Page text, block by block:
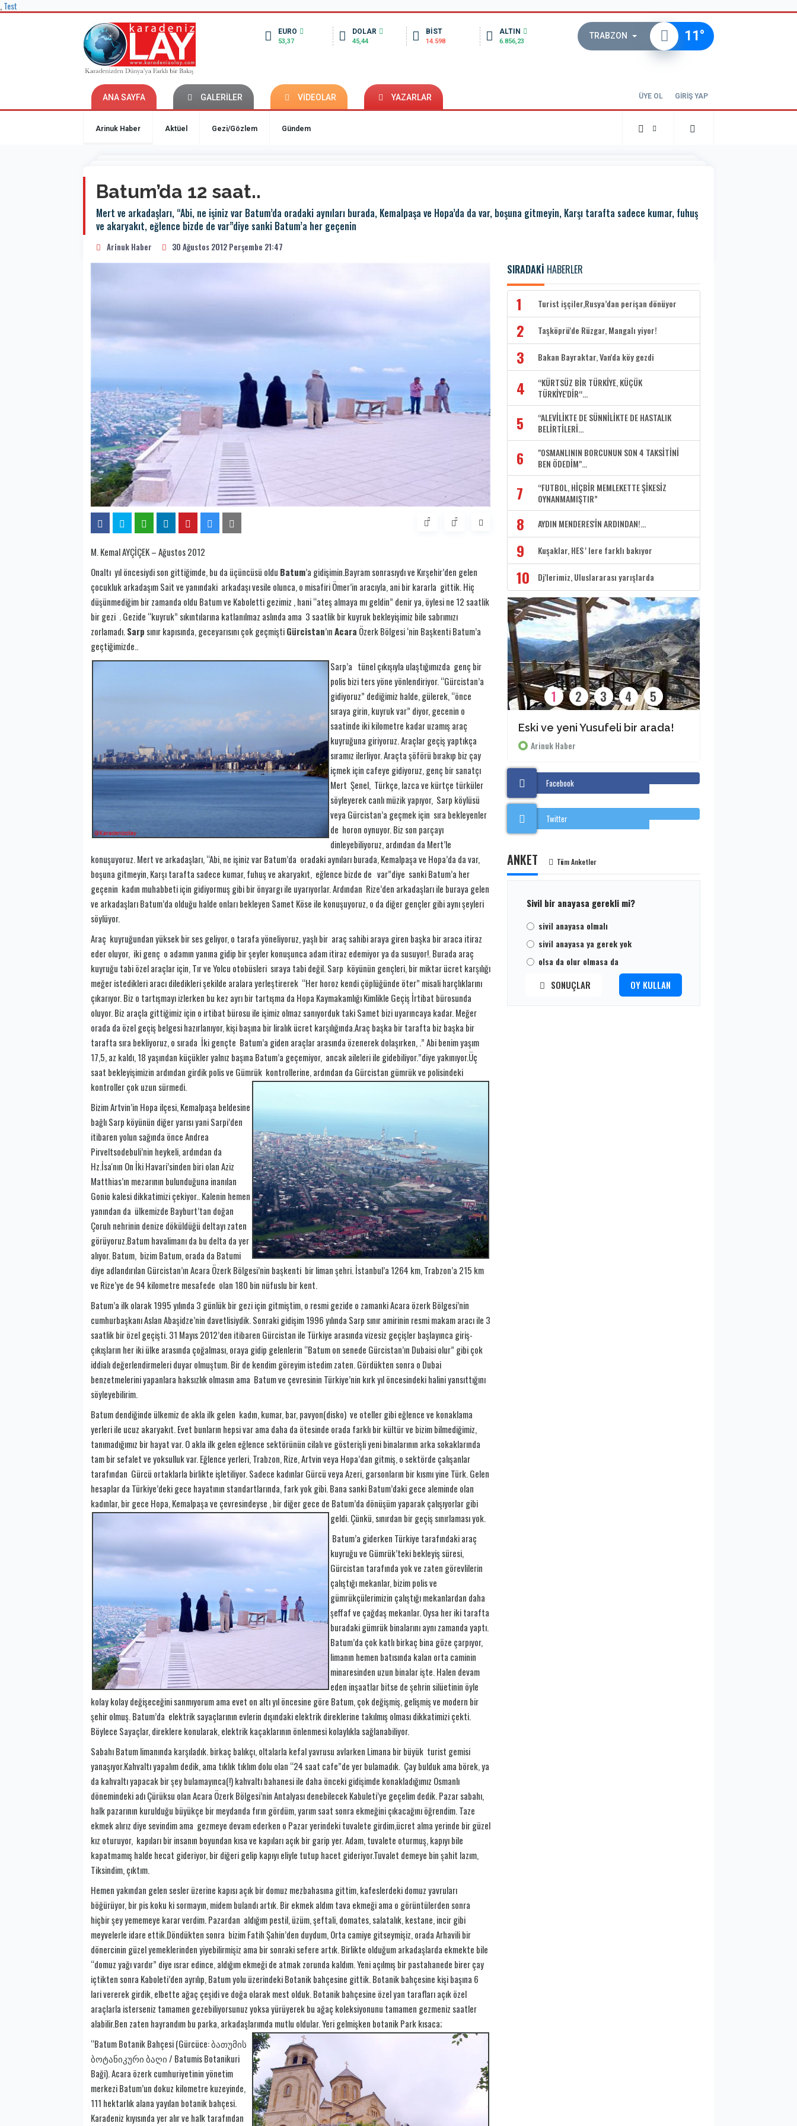
Test
EURO
53,37
DOLAR
45,44
BİST
14.598
ALTIN
6.856,23
TRABZON 11°
ANA SAYFA GALERİLER VİDEOLAR YAZARLAR ÜYE OL GİRİŞ YAP
Arinuk Haber Aktüel Gezi/Gözlem Gündem
Batum’da 12 saat..
Mert ve arkadaşları, “Abi, ne işiniz var Batum’da oradaki aynıları burada, Kemalpaşa ve Hopa’da da var, boşuna gitmeyin, Karşı tarafta sadece kumar, fuhuş
ve akaryakıt, eğlence bizde de var”diye sanki Batum’a her geçenin
Arinuk Haber 30 Ağustos 2012 Perşembe 21:47
M. Kemal AYÇİÇEK – Ağustos 2012
Onaltı yıl öncesiydi son gittiğimde, bu da üçüncüsü oldu Batum’a gidişimin.Bayram sonrasıydı ve Kırşehir’den gelen
çocukluk arkadaşım Sait ve yanındaki arkadaşı vesile olunca, o misafiri Ömer’in aracıyla, ani bir kararla gittik. Hiç
düşünmediğim bir zamanda oldu Batum ve Kaboletti gezimiz , hani “ateş almaya mı geldin” denir ya, öylesi ne 12 saatlik
bir gezi . Gezide “kuyruk” sıkıntılarına katlanılmaz aslında ama 3 saatlik bir kuyruk bekleyişimiz bile sabrımızı
zorlamadı.Sarp sınır kapısında, geceyarısını çok geçmiştiGürcistan’ınAcara Özerk Bölgesi ‘nin Başkenti Batum’a
geçtiğimizde..
Sarp’a tünel çıkışıyla ulaştığımızda genç bir
polis bizi ters yöne yönlendiriyor. “Gürcistan’a
gidiyoruz” dediğimiz halde, gülerek, “önce
sıraya girin, kuyruk var” diyor, gecenin o
saatinde iki kilometre kadar uzamış araç
kuyruğuna giriyoruz. Araçlar geçiş yaptıkça
sıramız ilerliyor. Araçta şöförü bırakıp biz çay
içmek için cafeye gidiyoruz, genç bir sanatçı
Mert Şenel, Türkçe, lazca ve kürtçe türküler
söyleyerek canlı müzik yapıyor, Sarp köylüsü
veya Gürcistan’a geçmek için sıra bekleyenler
de horon oynuyor. Biz son parçayı
dinleyebiliyoruz, ardından da Mert’le
konuşuyoruz. Mert ve arkadaşları, “Abi, ne işiniz var Batum’da oradaki aynıları burada, Kemalpaşa ve Hopa’da da var,
boşuna gitmeyin, Karşı tarafta sadece kumar, fuhuş ve akaryakıt, eğlence bizde de var”diye sanki Batum’a her
geçenin kadın muhabbeti için gidiyormuş gibi bir önyargı ile uyarıyorlar. Ardından Rize’den arkadaşları ile buraya gelen
ve arkadaşları Batum’da olduğu halde onları bekleyen Samet Köse ile konuşuyoruz, o da diğer gençler gibi aynı şeyleri
söylüyor.
Araç kuyruğundan yüksek bir ses geliyor, o tarafa yöneliyoruz, yaşlı bir araç sahibi araya giren başka bir araca itiraz
eder oluyor, iki genç o adamın yanına gidip bir şeyler konuşunca adam itiraz edemiyor ya da susuyor!. Burada araç
kuyruğu tabi özel araçlar için, Tır ve Yolcu otobüsleri sıraya tabi değil. Sarp köyünün gençleri, bir miktar ücret karşılığı
meğer istedikleri aracı diledikleri şekilde aralara yerleştirerek “Her horoz kendi çöplüğünde öter” misali harçlıklarını
çıkarıyor. Biz o tartışmayı izlerken bu kez ayrı bir tartışma da Hopa Kaymakamlığı Kimlikle Geçiş İrtibat bürosunda
oluyor. Biz araçla gittiğimiz için o irtibat bürosu ile işimiz olmaz sanıyorduk taki Samet bizi uyarıncaya kadar. Meğer
orada da özel geçiş belgesi hazırlanıyor, kişi başına bir liralık ücret karşılığında.Araç başka bir tarafta biz başka bir
tarafta sıra bekliyoruz, o sırada İki gençte Batum’a giden araçlar arasında özenerek dolaşırken, .” Abi benim yaşım
17,5, az kaldı, 18 yaşından küçükler yalnız başına Batum’a geçemiyor, ancak aileleri ile gidebiliyor.”diye yakınıyor.Üç
saat bekleyişimizin ardından girdik polis ve Gümrük kontrollerine, ardından da Gürcistan gümrük ve polisindeki
kontroller çok uzun sürmedi.
Bizim Artvin’in Hopa ilçesi, Kemalpaşa beldesine
bağlı Sarp köyünün diğer yarısı yani Sarpi’den
itibaren yolun sağında önce Andrea
Pirveltsodebuli’nin heykeli, ardından da
Hz.İsa'nın On İki Havari’sinden biri olan Aziz
Matthias’ın mezarının bulunduğuna inanılan
Gonio kalesi dikkatimizi çekiyor.. Kalenin hemen
yanından da ülkemizde Bayburt’tan doğan
Çoruh nehrinin denize döküldüğü deltayı zaten
görüyoruz.Batum havalimanı da bu delta da yer
alıyor. Batum, bizim Batum, orada da Batumi
diye adlandırılan Gürcistan’ın Acara Özerk Bölgesi’nin başkenti bir liman şehri. İstanbul’a 1264 km, Trabzon’a 215 km
ve Rize’ye de 94 kilometre mesafede olan 180 bin nüfuslu bir kent.
Batum’a ilk olarak 1995 yılında 3 günlük bir gezi için gitmiştim, o resmi gezide o zamanki Acara özerk Bölgesi’nin
cumhurbaşkanı Aslan Abaşidze’nin davetlisiydik. Sonraki gidişim 1996 yılında Sarp sınır amirinin resmi makam aracı ile 3
saatlik bir özel geçişti. 31 Mayıs 2012’den itibaren Gürcistan ile Türkiye arasında vizesiz geçişler başlayınca giriş-
çıkışların her iki ülke arasında çoğalması, oraya gidip gelenlerin “Batum on senede Gürcistan’ın Dubaisi olur” gibi çok
iddialı değerlendirmeleri duyar olmuştum. Bir de kendim göreyim istedim zaten. Gördükten sonra o Dubai
benzetmelerini yapanlara haksızlık olmasın ama Batum ve çevresinin Türkiye’nin kırk yıl öncesindeki halini yansıttığını
söyleyebilirim.
Batum dendiğinde ülkemiz de akla ilk gelen kadın, kumar, bar, pavyon(disko) ve oteller gibi eğlence ve konaklama
yerleri ile ucuz akaryakıt. Evet bunların hepsi var ama daha da ötesinde orada farklı bir kültür ve bizim bilmediğimiz,
tanımadığımız bir hayat var. O akla ilk gelen eğlence sektörünün cilalı ve gösterişli yeni binalarının arka sokaklarında
tam bir sefalet ve yoksulluk var. Eğlence yerleri, Trabzon, Rize, Artvin veya Hopa’dan gitmiş, o sektörde çalışanlar
tarafından Gürcü ortaklarla birlikte işletiliyor. Sadece kadınlar Gürcü veya Azeri, garsonların bir kısmı yine Türk. Gelen
hesaplar da Türkiye’deki gece hayatının standartlarında, fark yok gibi. Bana sanki Batum’daki gece aleminde olan
kadınlar, bir gece Hopa, Kemalpaşa ve çevresindeyse , bir diğer gece de Batum’da dönüşüm yaparak çalışıyorlar gibi
geldi. Çünkü, sınırdan bir geçiş sınırlaması yok.
Batum’a giderken Türkiye tarafındaki araç
kuyruğu ve Gümrük’teki bekleyiş süresi,
Gürcistan tarafında yok ve zaten görevlilerin
çalıştığı mekanlar, bizim polis ve
gümrükçülerimizin çalıştığı mekanlardan daha
şeffaf ve çağdaş mekanlar. Oysa her iki tarafta
buradaki gümrük binalarını aynı zamanda yaptı.
Batum’da çok katlı birkaç bina göze çarpıyor,
limanın hemen batısında kalan orta caminin
minaresinden uzun binalar işte. Halen devam
eden inşaatlar bitse de şehrin silüetinin öyle
kolay kolay değişeceğini sanmıyorum ama evet on altı yıl öncesine göre Batum, çok değişmiş, gelişmiş ve modern bir
şehir olmuş. Batum’da elektrik sayaçlarının evlerin dışındaki elektrik direklerine takılmış olması dikkatimizi çekti.
Böylece Sayaçlar, direklere konularak, elektrik kaçaklarının önlenmesi kolaylıkla sağlanabiliyor.
Sabahı Batum limanında karşıladık. birkaç balıkçı, oltalarla kefal yavrusu avlarken Limana bir büyük turist gemisi
yanaşıyor.Kahvaltı yapalım dedik, ama tıklık tıklım dolu olan “24 saat cafe”de yer bulamadık. Çay bulduk ama börek, ya
da kahvaltı yapacak bir şey bulamayınca(!) kahvaltı bahanesi ile daha önceki gidişimde konakladığımız Osmanlı
dönemindeki adı Çürüksu olan Acara Özerk Bölgesi’nin Antalyası denebilecek Kabuleti’ye geçelim dedik. Pazar sabahı,
halk pazarının kurulduğu büyükçe bir meydanda fırın gördüm, yarım saat sonra ekmeğini çıkacağını öğrendim. Taze
ekmek alırız diye sevindim ama gezmeye devam ederken o Pazar yerindeki tuvalete girdim,ücret alma yerinde bir güzel
kız oturuyor, kapıları bir insanın boyundan kısa ve kapıları açık bir garip yer. Adam, tuvalete oturmuş, kapıyı bile
kapatmamış halde hecat gideriyor, bir diğeri gelip kapıyı eliyle tutup hacet gideriyor.Tuvalet demeye bin şahit lazım,
Tiksindim, çıktım.
Hemen yakından gelen sesler üzerine kapısı açık bir domuz mezbahasına gittim, kafeslerdeki domuz yavruları
böğürüyor, bir pis koku ki sormayın, midem bulandı artık. Bir ekmek aldım tava ekmeği ama o görüntülerden sonra
hiçbir şey yememeye karar verdim. Pazardan aldığım pestil, üzüm, şeftali, domates, salatalık, kestane, incir gibi
meyvelerle idare ettik.Döndükten sonra bizim Fatih Şahin’den duydum, Orta camiye gitseymişiz, orada Arhavili bir
dönercinin güzel yemeklerinden yiyebilirmişiz ama bir sonraki sefere artık. Birlikte olduğum arkadaşlarda ekmekte bile
“domuz yağı vardır” diye ısrar edince, aldığım ekmeği de atmak zorunda kaldım. Yeni açılmış bir pastahanede birer çay
içtikten sonra Kaboleti’den ayrılıp, Batum yolu üzerindeki Botanik bahçesine gittik. Botanik bahçesine kişi başına 6
lari vererek girdik, elbette ağaç çeşidi ve doğa olarak mest olduk. Botanik bahçesine özel yan tarafları açık özel
araçlarla isterseniz tamamen gezebiliyorsunuz yoksa yürüyerek bu ağaç koleksiyonunu tamamen gezmeniz saatler
alabilir.Ben zaten hayrandım bu parka, arkadaşlarımda mutlu oldular. Yeri gelmişken botanik Park kısaca;
“Batum Botanik Bahçesi (Gürcüce:ბათუმის
ბოტანიკურიბაღი/ Batumis Botanikuri
Baği). Acara özerk cumhuriyetinin yönetim
merkezi Batum’un dokuz kilometre kuzeyinde,
111 hektarlık alana yayılan botanik bahçesi.
Karadeniz kıyısında yer alır ve halk tarafından
SIRADAKİ HABERLER
1 Turist işçiler,Rusya’dan perişan dönüyor
2 Taşköprü'de Rüzgar, Mangalı yiyor!
3 Bakan Bayraktar, Van'da köy gezdi
4
“KÜRTSÜZ BİR TÜRKİYE, KÜÇÜK
TÜRKİYE'DİR“...
5
“ALEVİLİKTE DE SÜNNİLİKTE DE HASTALIK
BELİRTİLERİ...
6
"OSMANLININ BORCUNUN SON 4 TAKSİTİNİ
BEN ÖDEDİM"...
7
“FUTBOL, HİÇBİR MEMLEKETTE ŞİKESİZ
OYNANMAMIŞTIR”
8 AYDIN MENDERES'İN ARDINDAN!...
9 Kuşaklar, HES ' lere farklı bakıyor
10 Dj'lerimiz, Uluslararası yarışlarda
Sığırların memeleri kurumuş!
Arinuk Haber
Eski ve yeni Yusufeli bir arada!
Arinuk Haber
1 2 3 4 5
Facebook
Twitter
ANKET Tüm Anketler
Sivil bir anayasa gerekli mi?
sivil anayasa olmalı
sivil anayasa ya gerek yok
olsa da olur olmasa da
SONUÇLAR OY KULLAN